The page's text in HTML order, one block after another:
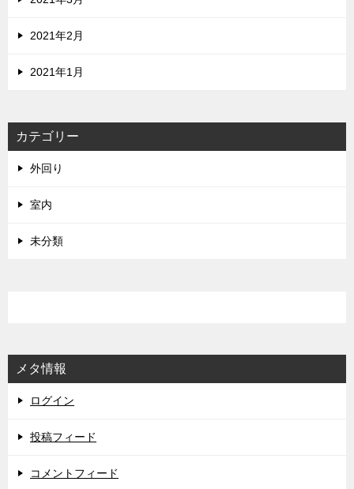
2021年2月
2021年1月
カテゴリー
外回り
室内
未分類
メタ情報
ログイン
投稿フィード
コメントフィード